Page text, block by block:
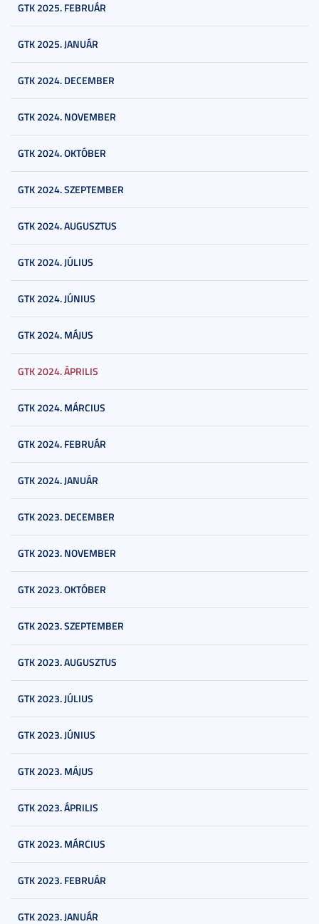
GTK 2025. FEBRUÁR
GTK 2025. JANUÁR
GTK 2024. DECEMBER
GTK 2024. NOVEMBER
GTK 2024. OKTÓBER
GTK 2024. SZEPTEMBER
GTK 2024. AUGUSZTUS
GTK 2024. JÚLIUS
GTK 2024. JÚNIUS
GTK 2024. MÁJUS
GTK 2024. ÁPRILIS
GTK 2024. MÁRCIUS
GTK 2024. FEBRUÁR
GTK 2024. JANUÁR
GTK 2023. DECEMBER
GTK 2023. NOVEMBER
GTK 2023. OKTÓBER
GTK 2023. SZEPTEMBER
GTK 2023. AUGUSZTUS
GTK 2023. JÚLIUS
GTK 2023. JÚNIUS
GTK 2023. MÁJUS
GTK 2023. ÁPRILIS
GTK 2023. MÁRCIUS
GTK 2023. FEBRUÁR
GTK 2023. JANUÁR